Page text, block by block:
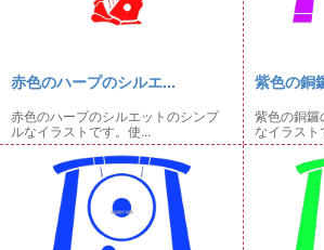
赤色のハープのシルエ...
赤色のハープのシルエットのシンプ
ルなイラストです。使...
紫色の銅
紫色の銅鑼
なイラスト